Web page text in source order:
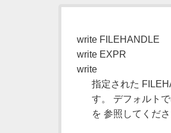
write FILEHANDLE
write EXPR
write
指定された
す。 デフォルト
を 参照してくだ